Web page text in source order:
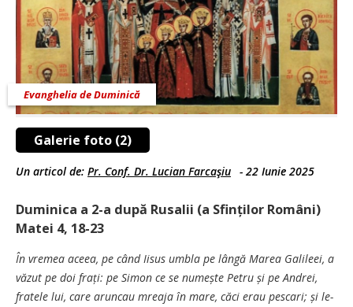
Galerie foto (2)
Evanghelia de Duminică
Un articol de: Pr. Conf. Dr. Lucian Farcaşiu - 22 Iunie 2025
Duminica a 2-a după Rusalii (a Sfinților Români)
Matei 4, 18-23
În vremea aceea, pe când Iisus umbla pe lângă Marea Galileei, a
văzut pe doi frați: pe Simon ce se numește Petru și pe Andrei,
fratele lui, care aruncau mreaja în mare, căci erau pescari; și le-